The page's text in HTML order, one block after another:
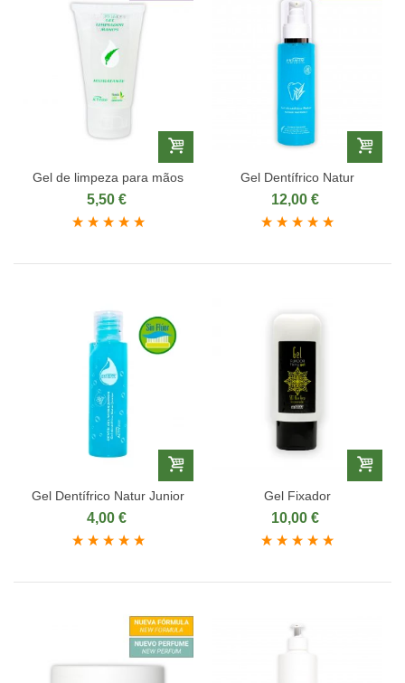
Gel de limpeza para mãos
5,50 €
Gel Dentífrico Natur
12,00 €
Gel Dentífrico Natur Junior
4,00 €
Gel Fixador
10,00 €